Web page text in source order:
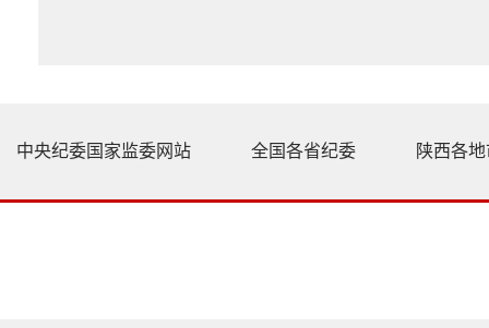
中央纪委国家监委网站 全国各省纪委 陕西各